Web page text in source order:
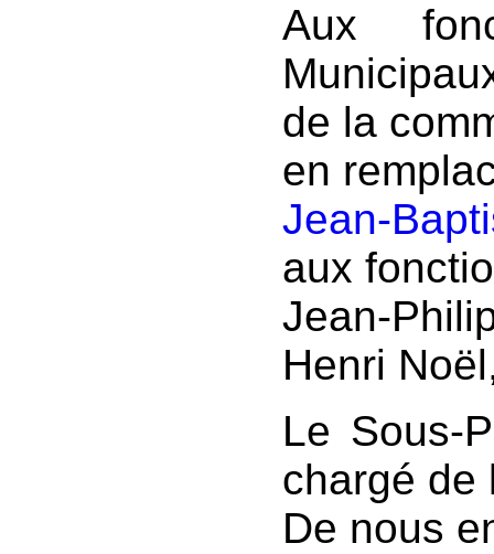
Aux
de la
en
Jean-
aux
Jean-
Henri
Le Sous-
chargé de
De nous